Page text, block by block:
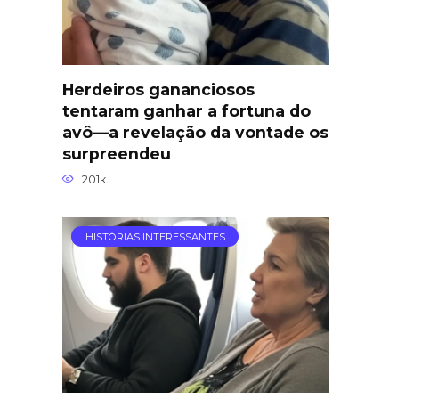
Herdeiros gananciosos
tentaram ganhar a fortuna do
avô—a revelação da vontade os
surpreendeu
201к.
HISTÓRIAS INTERESSANTES